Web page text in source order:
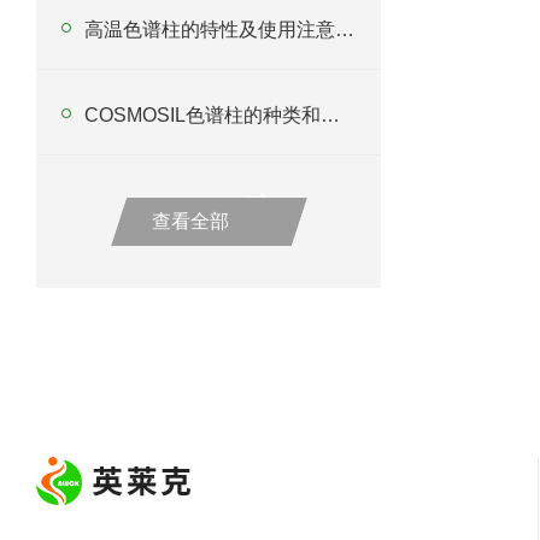
高温色谱柱的特性及使用注意事项
COSMOSIL色谱柱的种类和特性一文看懂
查看全部